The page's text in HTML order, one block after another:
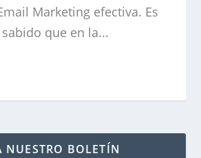
Marketing efectiva. Es
que en la...
NUESTRO BOLETÍN